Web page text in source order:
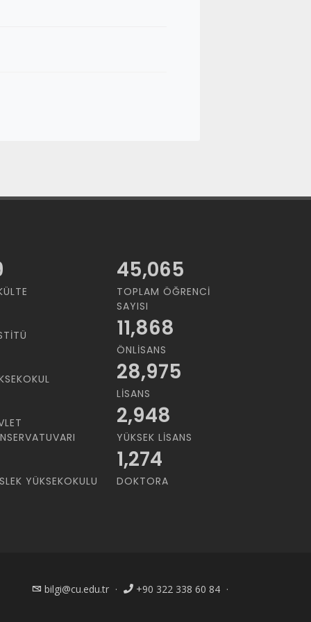
YÜKSEKOKULU
45,065
TOPLAM ÖĞRENCI
SAYISI
11,868
ÖNLISANS
28,975
LISANS
2,948
YÜKSEK LISANS
1,274
DOKTORA
bilgi@cu.edu.tr · +90 322 338 60 84 ·